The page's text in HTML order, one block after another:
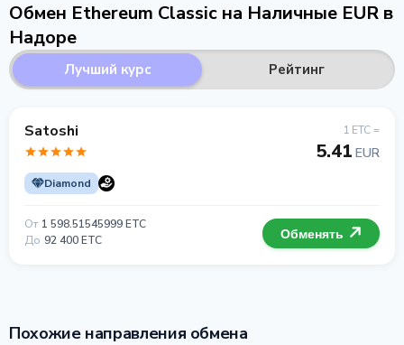
Обмен Ethereum Classic на Наличные EUR в
Надоре
Лучший курс Рейтинг
Satoshi
Diamond
1 ETC =
5.41 EUR
От 1 598.51545999 ETC
До 92 400 ETC Обменять
Похожие направления обмена